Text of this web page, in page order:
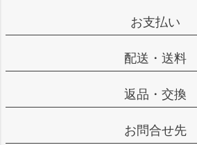
お支払い
配送・送料
返品・交換
お問合せ先